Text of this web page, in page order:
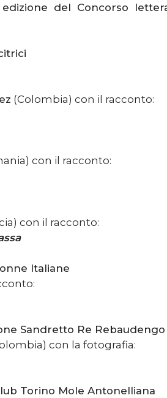
edizione del Concorso
(Colombia) con il racconto:
con il racconto:
con il racconto:
Italiane
Sandretto Re Rebaudengo
con la fotografia:
Torino Mole Antonelliana